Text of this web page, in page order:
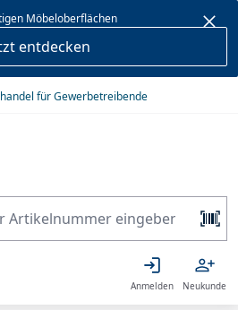
Möbeloberflächen
entdecken
für Gewerbetreibende
Anmelden Neukunde